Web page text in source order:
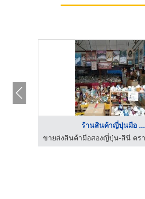
ร้านสินค้าญี่ปุ่นมือ ...